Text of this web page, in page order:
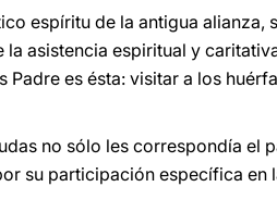
espíritu de la antigua
asistencia espiritual y
es ésta: visitar a los
no sólo les correspondía el
su participación específica